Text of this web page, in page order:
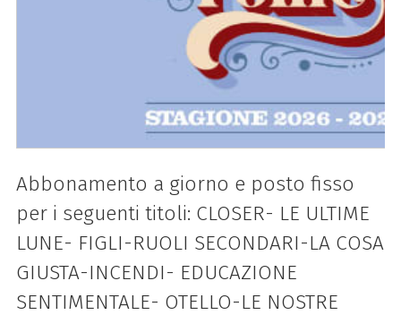
Abbonamento a giorno e posto fisso
per i seguenti titoli: CLOSER- LE ULTIME
LUNE- FIGLI-RUOLI SECONDARI-LA COSA
GIUSTA-INCENDI- EDUCAZIONE
SENTIMENTALE- OTELLO-LE NOSTRE